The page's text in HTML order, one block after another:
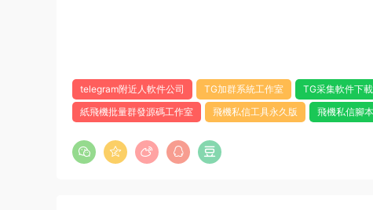
telegram附近人軟件公司 TG加群系統工作室 TG采集軟件下載
紙飛機批量群發源碼工作室
飛機私信工具永久版 飛機私信腳